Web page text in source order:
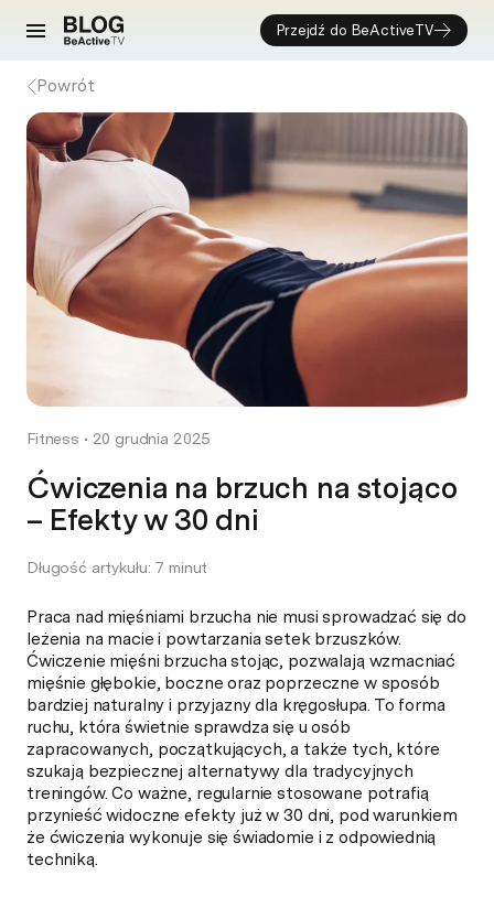
Przejdź do BeActiveTV
Powrót
Fitness • 20 grudnia 2025
Ćwiczenia na brzuch na stojąco
– Efekty w 30 dni
Długość artykułu: 7 minut
Praca nad mięśniami brzucha nie musi sprowadzać się do
leżenia na macie i powtarzania setek brzuszków.
Ćwiczenie mięśni brzucha stojąc, pozwalają wzmacniać
mięśnie głębokie, boczne oraz poprzeczne w sposób
bardziej naturalny i przyjazny dla kręgosłupa. To forma
ruchu, która świetnie sprawdza się u osób
zapracowanych, początkujących, a także tych, które
szukają bezpiecznej alternatywy dla tradycyjnych
treningów. Co ważne, regularnie stosowane potrafią
przynieść widoczne efekty już w 30 dni, pod warunkiem
że ćwiczenia wykonuje się świadomie i z odpowiednią
techniką.